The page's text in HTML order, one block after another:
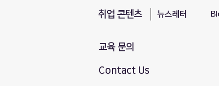
취업 콘텐츠 뉴스레터
교육 문의
Contact Us